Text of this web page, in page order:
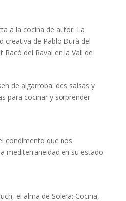
a la cocina de autor: La
creativa de Pablo Durà del
Racó del Raval en la Vall de
de algarroba: dos salsas y
para cocinar y sorprender
condimento que nos
mediterraneidad en su estado
el alma de Solera: Cocina,